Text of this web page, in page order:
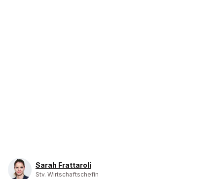
Sarah Frattaroli
Stv. Wirtschaftschefin